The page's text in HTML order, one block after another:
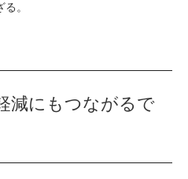
。
減にもつながるで